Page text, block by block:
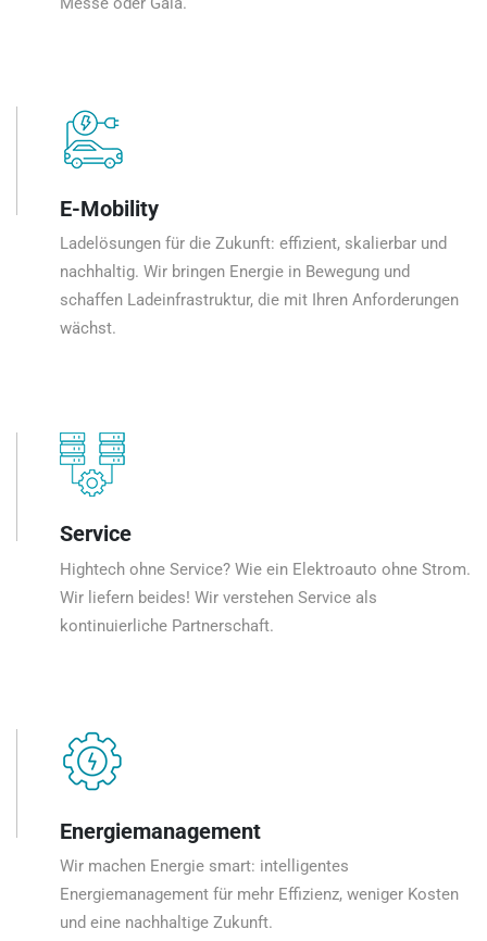
E-Mobility
Ladelösungen für die Zukunft: effizient, skalierbar und
nachhaltig. Wir bringen Energie in Bewegung und
schaffen Ladeinfrastruktur, die mit Ihren Anforderungen
wächst.
Service
Hightech ohne Service? Wie ein Elektroauto ohne Strom.
Wir liefern beides! Wir verstehen Service als
kontinuierliche Partnerschaft.
Energiemanagement
Wir machen Energie smart: intelligentes
Energiemanagement für mehr Effizienz, weniger Kosten
und eine nachhaltige Zukunft.